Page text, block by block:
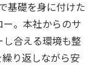
基礎を身に付けた
ー。本社からのサ
し合える環境も整
り返しながら安